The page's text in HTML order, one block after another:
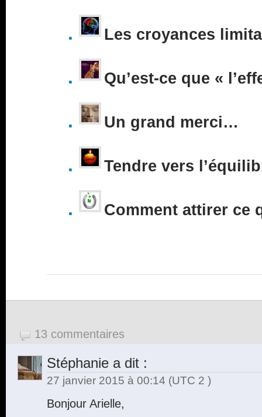
Les croyances
Qu’est-ce que «
Un grand merci…
Tendre vers
Comment attirer ce
13 commentaires
Stéphanie a dit :
27 janvier 2015 à 00:14 (UTC 2 )
Bonjour Arielle,